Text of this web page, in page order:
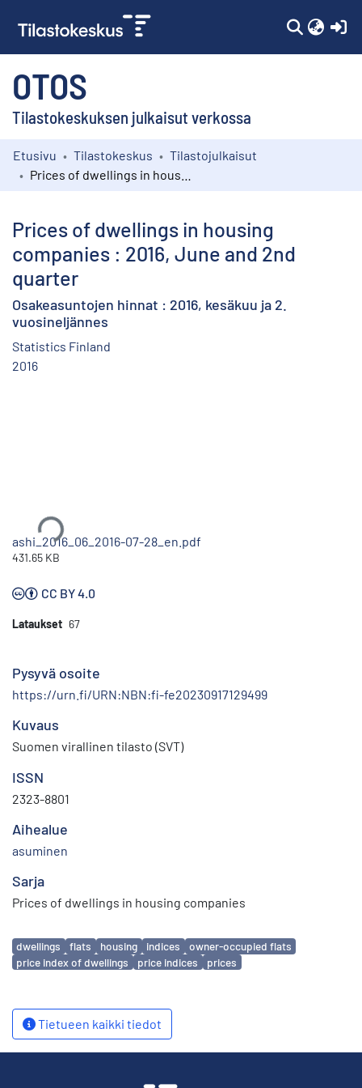
OTOS
Tilastokeskuksen julkaisut verkossa
Kokoelmat
Etusivu Tilastokeskus
Tilastojulkaisut
Prices of dwellings in housing
companies : 2016, June and 2nd
quarter
Osakeasuntojen hinnat : 2016, kesäkuu ja 2.
vuosineljännes
Statistics Finland
2016
ashi_2016_06_2016-07-28_en.pdf
431.65 KB
CC BY 4.0
Lataukset 67
Pysyvä osoite
https://urn.fi/URN:NBN:fi-fe20230917129499
Kuvaus
Suomen virallinen tilasto (SVT)
ISSN
2323-8801
Aihealue
asuminen
Sarja
Prices of dwellings in housing companies
Avainsanat
dwellings flats housing indices
owner-occupied flats
price index of dwellings
price indices prices
Tietueen kaikki tiedot